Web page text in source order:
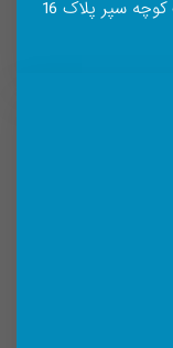
تهران - بلوار افریقا پایین تر از جهان کودک کوچه سپر پلاک 16